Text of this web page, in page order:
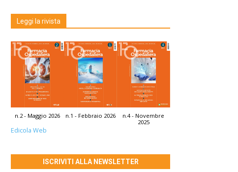
Leggi la rivista
n.2 - Maggio 2026 n.1 - Febbraio 2026
n.4 - Novembre
2025
Edicola Web
ISCRIVITI ALLA NEWSLETTER